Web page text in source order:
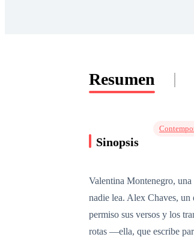
Resumen
Sinopsis
Valentina Montenegro, una
nadie lea. Alex Chaves, un
permiso sus versos y los
rotas —ella, que escribe